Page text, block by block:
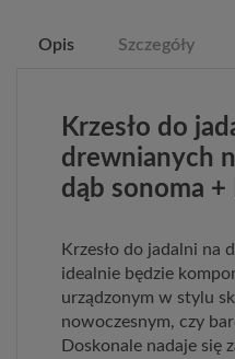
Opis Szczegóły
Krzesło do
drewnianych
dąb sonoma +
Krzesło do jadalni na
idealnie będzie
urządzonym w stylu
nowoczesnym, czy
Doskonale nadaje się